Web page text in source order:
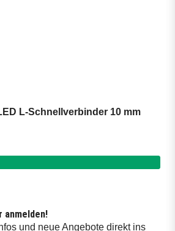
L-Schnellverbinder 10 mm
anmelden!
und neue Angebote direkt ins